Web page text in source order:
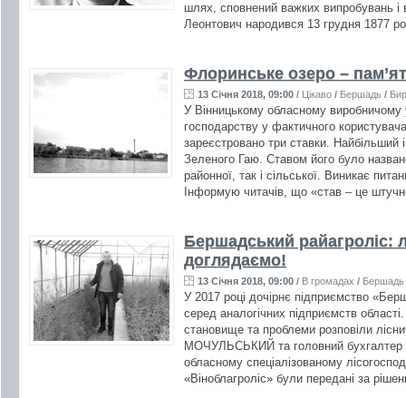
шлях, сповнений важких випробувань і
Леонтович народився 13 грудня 1877
Флоринське озеро –
13 Січня 2018, 09:00 / Цікаво / Бершадь /
У Вінницькому обласному виробничому
господарству у фактичного
зареєстровано три ставки. Найбільший
Зеленого Гаю. Ставом його було
районної, так і сільської. Виникає
Інформую читачів, що «став – це
Бершадський райагроліс:
доглядаємо!
13 Січня 2018, 09:00 / В громадах / Бершадь
У 2017 році дочірнє підприємство
серед аналогічних підприємств
становище та проблеми розповіли
МОЧУЛЬСЬКИЙ та головний бухгалтер
обласному спеціалізованому
«Віноблагроліс» були передані за